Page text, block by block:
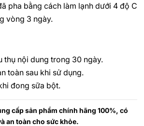
pha bằng cách làm lạnh dưới 4 độ C
vòng 3 ngày.
thụ nội dung trong 30 ngày.
toàn sau khi sử dụng.
đong sữa bột.
cấp sản phẩm chính hãng 100%, có
an toàn cho sức khỏe.